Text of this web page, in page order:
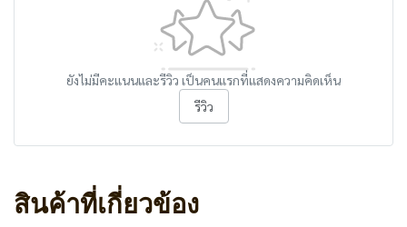
ยังไม่มีคะแนนและรีวิว เป็นคนแรกที่แสดงความคิดเห็น
รีวิว
สินค้าที่เกี่ยวข้อง